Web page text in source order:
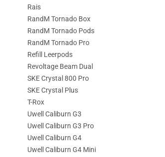
Rais
RandM Tornado Box
RandM Tornado Pods
RandM Tornado Pro
Refill Leerpods
Revoltage Beam Dual
SKE Crystal 800 Pro
SKE Crystal Plus
T-Rox
Uwell Caliburn G3
Uwell Caliburn G3 Pro
Uwell Caliburn G4
Uwell Caliburn G4 Mini